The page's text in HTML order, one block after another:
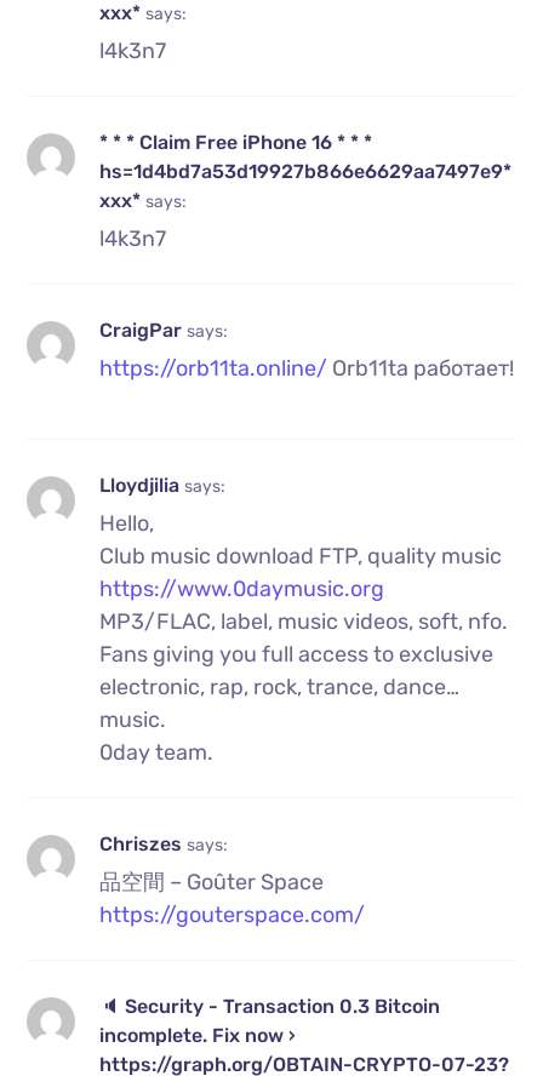
ххх*says:
l4k3n7
* * * Claim Free iPhone 16 * * *
hs=1d4bd7a53d19927b866e6629aa7497e9*
ххх*says:
l4k3n7
CraigParsays:
https://orb11ta.online/ Orb11ta работает!
Lloydjiliasays:
Hello,
Club music download FTP, quality music
https://www.0daymusic.org
MP3/FLAC, label, music videos, soft, nfo.
Fans giving you full access to exclusive
electronic, rap, rock, trance, dance…
music.
0day team.
Chriszessays:
品空間 – Goûter Space
https://gouterspace.com/
🔈 Security - Transaction 0.3 Bitcoin
incomplete. Fix now ›
https://graph.org/OBTAIN-CRYPTO-07-23?